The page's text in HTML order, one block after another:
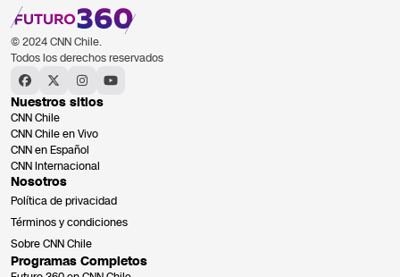
© 2024 CNN Chile.
Todos los derechos reservados
Nuestros sitios
CNN Chile
CNN Chile en Vivo
CNN en Español
CNN Internacional
Nosotros
Política de privacidad
Términos y condiciones
Sobre CNN Chile
Programas Completos